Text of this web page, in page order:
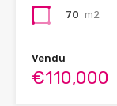
70 m2
Vendu
€110,000